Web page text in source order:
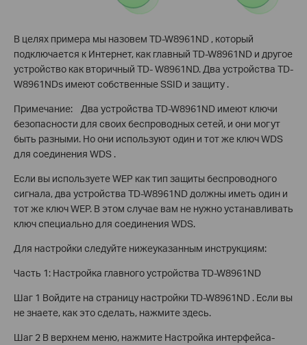
В целях примера мы назовем TD-W8961ND , который
подключается к Интернет, как главный TD-W8961ND и другое
устройство как вторичный TD- W8961ND. Два устройства TD-
W8961NDs имеют собственные SSID и защиту .
Примечание: Два устройства TD-W8961ND имеют ключи
безопасности для своих беспроводных сетей, и они могут
быть разными. Но они используют один и тот же ключ WDS
для соединения WDS .
Если вы используете WEP как тип защиты беспроводного
сигнала, два устройства TD-W8961ND должны иметь один и
тот же ключ WEP. В этом случае вам не нужно устанавливать
ключ специально для соединения WDS.
Для настройки следуйте нижеуказанным инструкциям:
Часть 1: Настройка главного устройства TD-W8961ND
Шаг 1 Войдите на страницу настройки TD-W8961ND . Если вы
не знаете, как это сделать, нажмите здесь.
Шаг 2 В верхнем меню, нажмите Настройка интерфейса-